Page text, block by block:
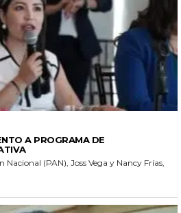
A PROGRAMA DE
(PAN), Joss Vega y Nancy Frías,